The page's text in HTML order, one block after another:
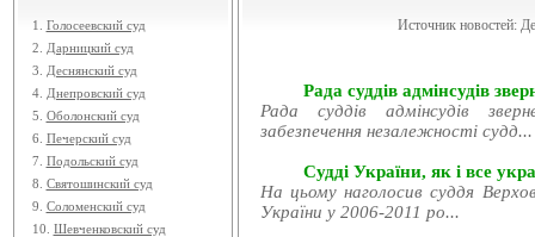
1. Голосеевский суд
2.
Дарницкий суд
3.
Деснянский суд
4. Днепровский суд
5. Оболонский суд
6. Печерский суд
7. Подольский суд
8. Святошинский суд
9. Соломенский суд
10. Шевченковский суд
Источник новостей:
Рада суддів адмінсудів
Рада суддів адмінсудів
забезпечення незалежності судд...
Судді України, як і все
На цьому наголосив суддя
України у 2006-2011 ро...